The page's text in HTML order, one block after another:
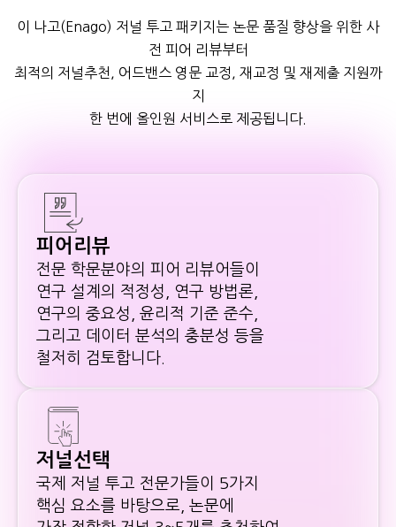
이 나고(Enago) 저널 투고 패키지는 논문 품질 향상을 위한 사
전 피어 리뷰부터
최적의 저널추천, 어드밴스 영문 교정, 재교정 및 재제출 지원까
지
한 번에 올인원 서비스로 제공됩니다.
피어리뷰
전문 학문분야의 피어 리뷰어들이
연구 설계의 적정성, 연구 방법론,
연구의 중요성, 윤리적 기준 준수,
그리고 데이터 분석의 충분성 등을
철저히 검토합니다.
저널선택
국제 저널 투고 전문가들이 5가지
핵심 요소를 바탕으로, 논문에